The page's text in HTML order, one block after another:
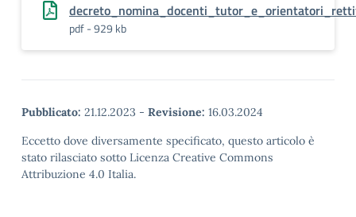
pdf - 929 kb
Pubblicato: 21.12.2023 - Revisione: 16.03.2024
Eccetto dove diversamente specificato, questo articolo è
stato rilasciato sotto Licenza Creative Commons
Attribuzione 4.0 Italia.